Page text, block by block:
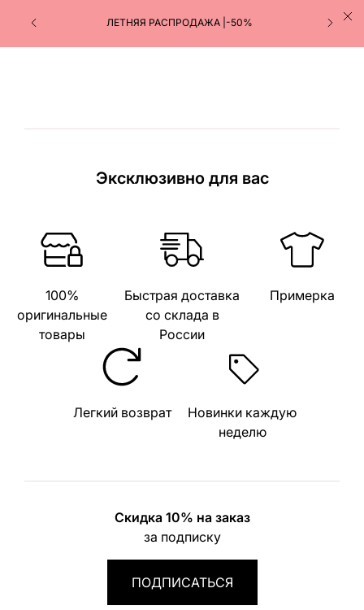
ЛЕТНЯЯ РАСПРОДАЖА |-50%
Эксклюзивно для вас
100%
оригинальные
товары
Быстрая доставка
со склада в
России
Примерка
Легкий возврат
Новинки каждую
неделю
Скидка 10% на заказ
за подписку
ПОДПИСАТЬСЯ